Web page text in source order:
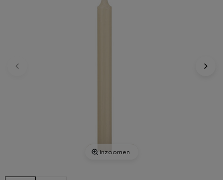
Inzoomen